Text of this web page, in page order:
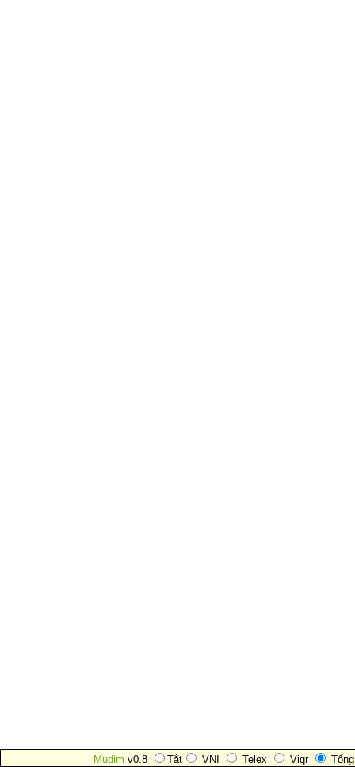
Mudim v0.8 Tắt VNI Telex Viqr